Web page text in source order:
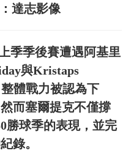
達志影像
季季後賽遭遇阿基里
與Kristaps
體戰力被認為下
而塞爾提克不僅撐
勝球季的表現，並完
錄。